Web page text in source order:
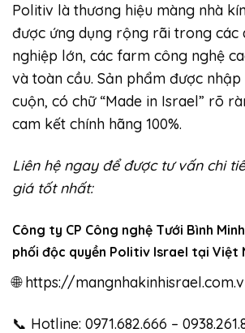
Politiv là thương hiệu màng nhà
được ứng dụng rộng rãi trong các
nghiệp lớn, các farm công nghệ
và toàn cầu. Sản phẩm được
cuộn, có chữ “Made in Israel” rõ
cam kết chính hãng 100%.
Liên hệ ngay để được tư vấn chi
giá tốt nhất:
Công ty CP Công nghệ Tưới Bình
phối độc quyền Politiv Israel tại Việt
🌐https://
📞 Hotline: 0971.682.666 –